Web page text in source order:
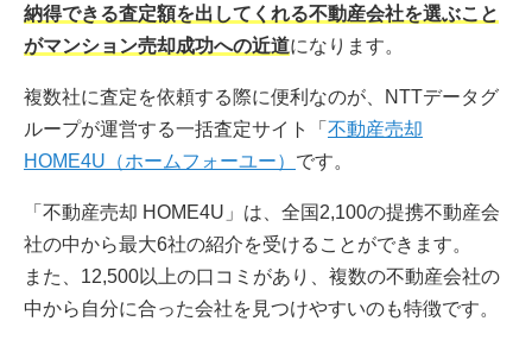
納得できる査定額を出してくれる不動産会社を選ぶこと
がマンション売却成功への近道になります。
複数社に査定を依頼する際に便利なのが、NTTデータグ
ループが運営する一括査定サイト「 不動産売却
HOME4U（ホームフォーユー） です。
「不動産売却 HOME4U」は、全国2,100の提携不動産会
社の中から最大6社の紹介を受けることができます。
また、12,500以上の口コミがあり、複数の不動産会社の
中から自分に合った会社を見つけやすいのも特徴です。